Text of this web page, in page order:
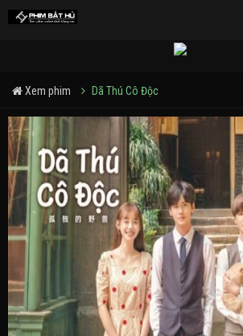
Xem phim Dã Thú Cô Độc